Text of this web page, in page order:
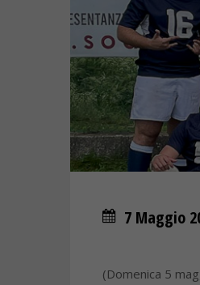
7 Maggio
(Domenica 5